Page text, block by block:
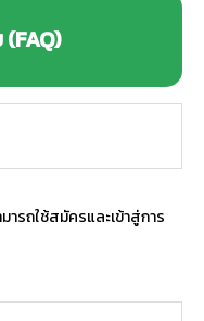
ารถใช้สมัครและเข้าสู่การ